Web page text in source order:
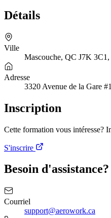
Détails
Ville
Mascouche, QC J7K 3C1,
Adresse
3320 Avenue de la Gare
Inscription
Cette formation vous intéresse?
S'inscrire
Besoin d'assistance?
Courriel
support@aerowork.ca